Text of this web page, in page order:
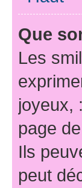
Que
Les
joyeux,
page
Ils
peut